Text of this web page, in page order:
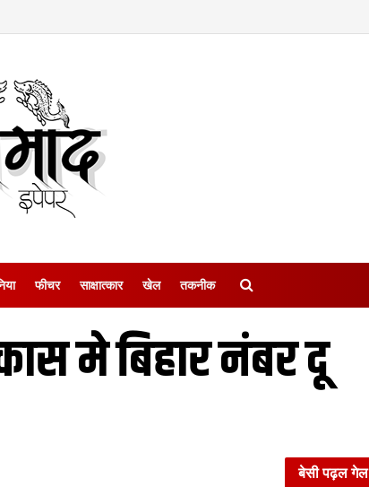
फीचर साक्षात्‍कार खेल तकनीक
मे बिहार नंबर दू
बेसी पढ़ल गेल